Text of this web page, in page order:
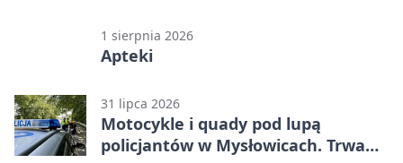
1 sierpnia 2026
Apteki
31 lipca 2026
Motocykle i quady pod lupą
policjantów w Mysłowicach. Trwa